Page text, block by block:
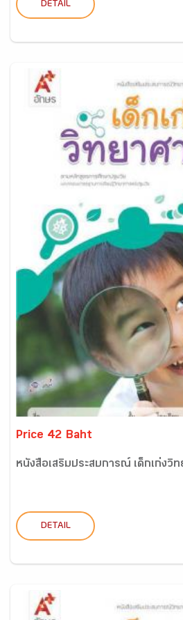
DETAIL
Price 42 Baht
หนังสือเสริมประสบการณ์ เด็กเก่งวิท
DETAIL